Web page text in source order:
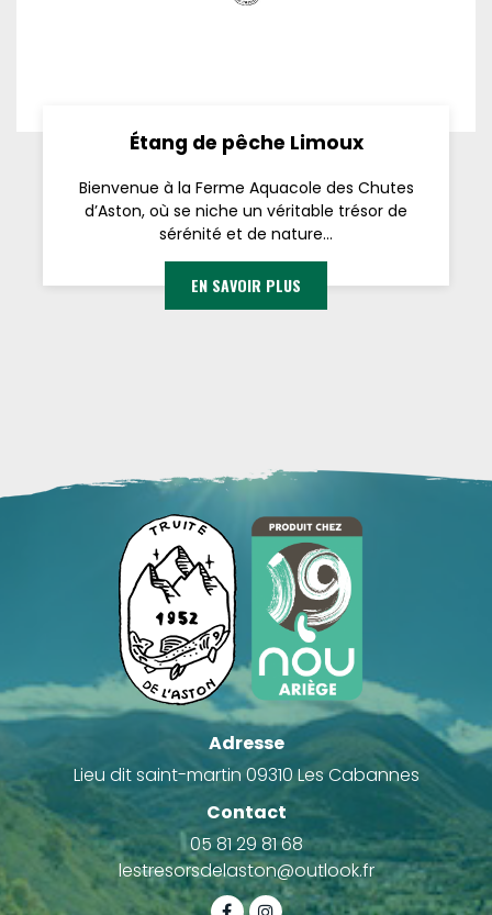
Étang de pêche Limoux
Bienvenue à la Ferme Aquacole des Chutes
d’Aston, où se niche un véritable trésor de
sérénité et de nature...
EN SAVOIR PLUS
Adresse
Lieu dit saint-martin 09310 Les Cabannes
Contact
05 81 29 81 68
lestresorsdelaston@outlook.fr